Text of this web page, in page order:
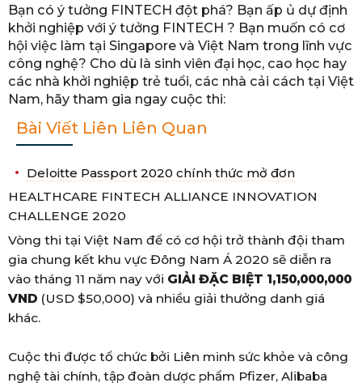
Bạn có ý tưởng FINTECH đột phá? Bạn ấp ủ dự định
khởi nghiệp với ý tưởng FINTECH ? Bạn muốn có cơ
hội việc làm tại Singapore và Việt Nam trong lĩnh vực
công nghệ? Cho dù là sinh viên đại học, cao học hay
các nhà khởi nghiệp trẻ tuổi, các nhà cải cách tại Việt
Nam, hãy tham gia ngay cuộc thi:
Bài Viết Liên Liên Quan
Deloitte Passport 2020 chính thức mở đơn
HEALTHCARE FINTECH ALLIANCE INNOVATION
CHALLENGE 2020
Vòng thi tại Việt Nam để có cơ hội trở thành đội tham
gia chung kết khu vực Đông Nam Á 2020 sẽ diễn ra
vào tháng 11 năm nay với GIẢI ĐẶC BIỆT 1,150,000,000
VND (USD $50,000) và nhiều giải thưởng danh giá
khác.
Cuộc thi được tổ chức bởi Liên minh sức khỏe và công
nghệ tài chính, tập đoàn dược phẩm Pfizer, Alibaba